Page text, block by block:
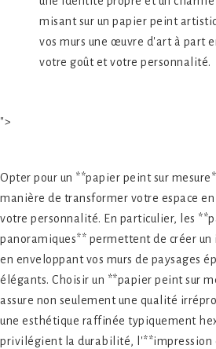
misant sur un papier peint
vos murs une œuvre d'art à part
votre goût et votre personnalité.
">
Opter pour un **papier peint sur
manière de transformer votre espace
votre personnalité. En particulier, les
panoramiques** permettent de créer un
en enveloppant vos murs de paysages
élégants. Choisir un **papier peint sur
assure non seulement une qualité
une esthétique raffinée typiquement
privilégient la durabilité, l'**impression